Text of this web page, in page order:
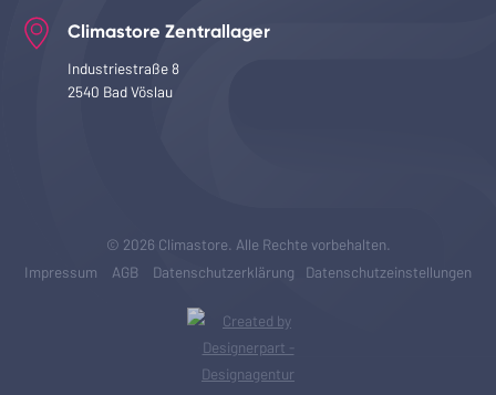
Climastore Zentrallager
Industriestraße 8
2540 Bad Vöslau
© 2026 Climastore. Alle Rechte vorbehalten.
Impressum
AGB Datenschutzerklärung Datenschutzeinstellungen